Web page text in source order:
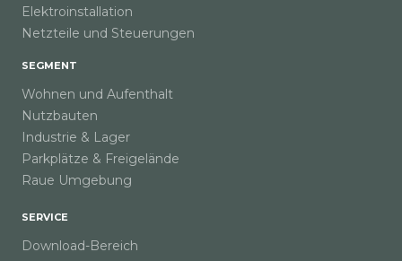
Elektroinstallation
Netzteile und Steuerungen
SEGMENT
Wohnen und Aufenthalt
Nutzbauten
Industrie & Lager
Parkplätze & Freigelände
Raue Umgebung
SERVICE
Download-Bereich